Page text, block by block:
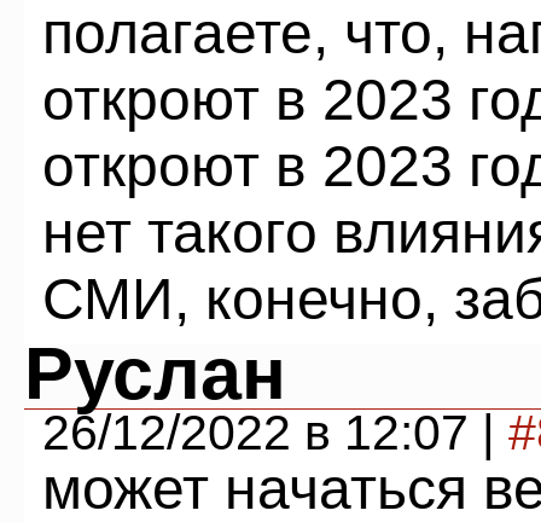
полагаете, что,
откроют в 2023
откроют в 2023
нет такого
СМИ, конечно,
Руслан
26/12/2022 в 12:07 |
может начаться